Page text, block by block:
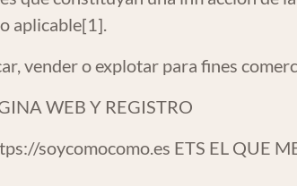
aplicable[1].
vender o explotar para fines
WEB Y REGISTRO
soycomocomo.es ETS EL QUE